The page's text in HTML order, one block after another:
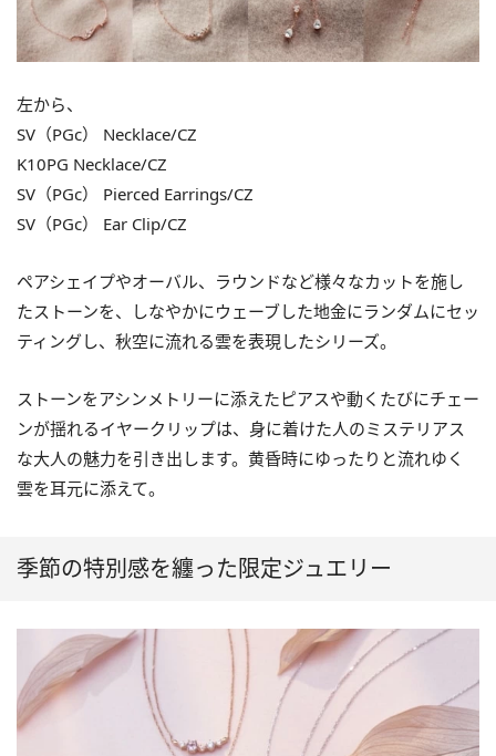
左から、
SV（PGc） Necklace/CZ
K10PG Necklace/CZ
SV（PGc） Pierced Earrings/CZ
SV（PGc） Ear Clip/CZ
ペアシェイプやオーバル、ラウンドなど様々なカットを施し
たストーンを、しなやかにウェーブした地金にランダムにセッ
ティングし、秋空に流れる雲を表現したシリーズ。
ストーンをアシンメトリーに添えたピアスや動くたびにチェー
ンが揺れるイヤークリップは、身に着けた人のミステリアス
な大人の魅力を引き出します。黄昏時にゆったりと流れゆく
雲を耳元に添えて。
季節の特別感を纏った限定ジュエリー